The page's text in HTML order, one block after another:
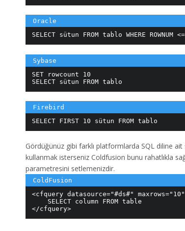
SELECT sütun FROM tablo WHERE ROWNUM
SET rowcount 10
SELECT sütun FROM tablo
SELECT FIRST 10 sütun FROM tablo
Gördüğünüz gibi farklı platformlarda SQL diline ait
kullanmak isterseniz Coldfusion bunu rahatlıkla
parametresini setlemenizdir.
<cfquery datasource="#ds#"
    SELECT column FROM table
</cfquery>